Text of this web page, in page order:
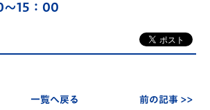
15：00
一覧へ戻る 前の記事 >>